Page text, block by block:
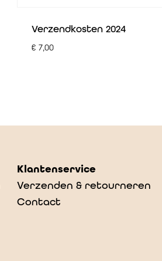
Verzendkosten 2024
€ 7,00
Klantenservice
Verzenden & retourneren
Contact